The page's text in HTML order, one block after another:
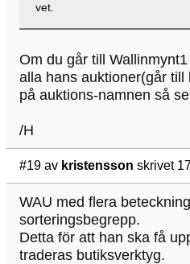
vet.
Om du går till
alla hans auktioner(går
på auktions-namnen så
/H
#19 av kristensson skrivet
WAU med flera
sorteringsbegrepp.
Detta för att han ska få
traderas butiksverktyg.